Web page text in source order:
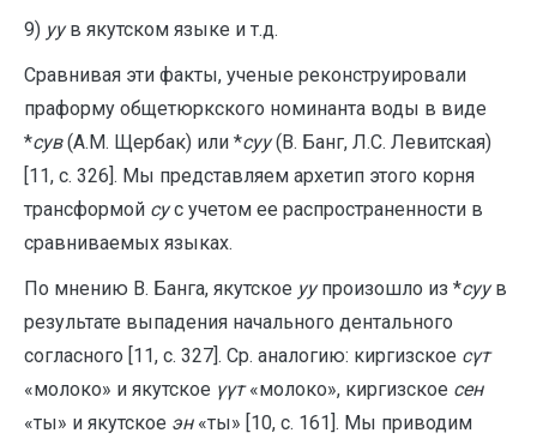
9) уув якутском языке и т.д.
Сравнивая эти факты, ученые реконструировали
праформу общетюркского номинанта воды в виде
*сув(А.М. Щербак) или *суу(В. Банг, Л.С. Левитская)
[11, с. 326]. Мы представляем архетип этого корня
трансформой сус учетом ее распространенности в
сравниваемых языках.
По мнению В. Банга, якутское уупроизошло из *суув
результате выпадения начального дентального
согласного [11, с. 327]. Ср. аналогию: киргизское сүт
«молоко» и якутское үүт«молоко», киргизское сен
«ты» и якутское эн «ты» [10, с. 161]. Мы приводим